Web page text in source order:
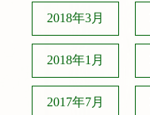
2018年3月
2018年1月
2017年7月